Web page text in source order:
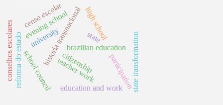
história transnacionalbrazilian education
school council citizenship participation
reforma do estado state transformation
university high school
evening school
censo escolar
teacher work
conselhos escolares
education and work
state